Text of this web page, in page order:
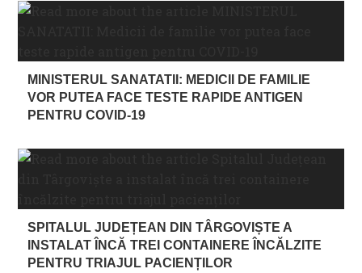
MINISTERUL SANATATII: MEDICII DE FAMILIE
VOR PUTEA FACE TESTE RAPIDE ANTIGEN
PENTRU COVID-19
SPITALUL JUDEȚEAN DIN TÂRGOVIȘTE A
INSTALAT ÎNCĂ TREI CONTAINERE ÎNCĂLZITE
PENTRU TRIAJUL PACIENȚILOR